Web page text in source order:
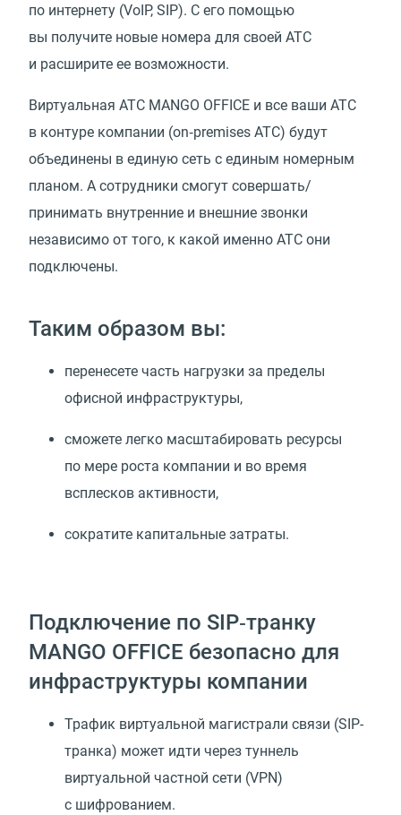
по интернету (VoIP, SIP). С его помощью
вы получите новые номера для своей АТС
и расширите ее возможности.
Виртуальная АТС MANGO OFFICE и все ваши АТС
в контуре компании (on‑premises АТС) будут
объединены в единую сеть с единым номерным
планом. А сотрудники смогут совершать/
принимать внутренние и внешние звонки
независимо от того, к какой именно АТС они
подключены.
Таким образом вы:
перенесете часть нагрузки за пределы
офисной инфраструктуры,
сможете легко масштабировать ресурсы
по мере роста компании и во время
всплесков активности,
сократите капитальные затраты.
Подключение по SIP‑транку
MANGO OFFICE безопасно для
инфраструктуры компании
Трафик виртуальной магистрали связи (SIP-
транка) может идти через туннель
виртуальной частной сети (VPN)
с шифрованием.